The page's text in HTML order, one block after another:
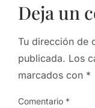
Deja un
Tu dirección de
publicada. Los
marcados con *
Comentario *